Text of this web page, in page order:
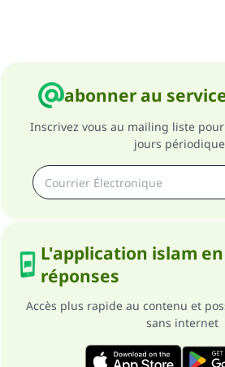
abonner au
Inscrivez vous au mailing liste
jours
L'application islam
réponses
Accès plus rapide au contenu et
sans internet